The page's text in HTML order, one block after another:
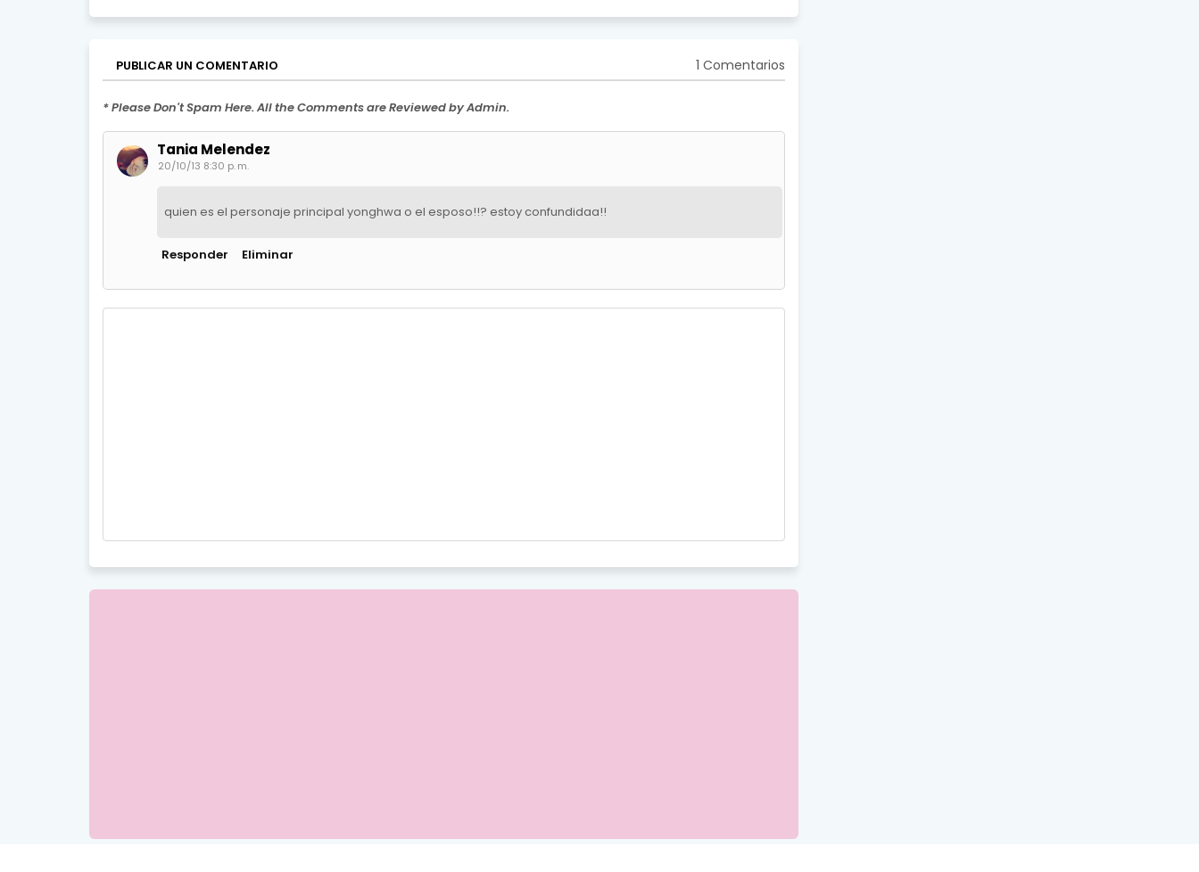
PUBLICAR UN COMENTARIO 1 Comentarios
* Please Don't Spam Here. All the Comments are Reviewed by Admin.
Tania Melendez
20/10/13 8:30 p. m.
quien es el personaje principal yonghwa o el esposo!!? estoy confundidaa!!
Responder Eliminar